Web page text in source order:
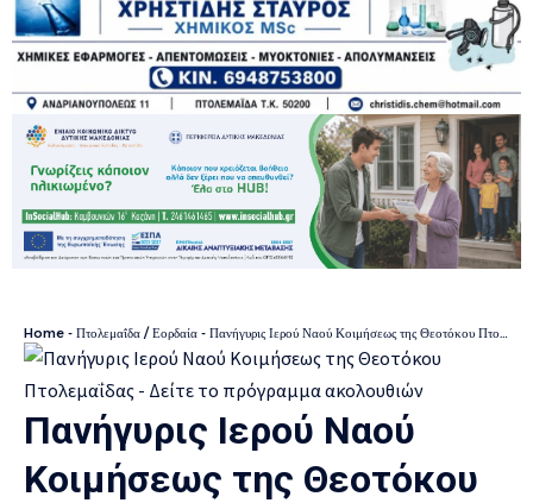
Home - Πτολεμαΐδα / Εορδαία - Πανήγυρις Ιερού Ναού Κοιμήσεως της Θεοτόκου Πτολεμαΐδας – Δείτε το πρόγραμμα ακολουθιών
Πανήγυρις Ιερού Ναού
Κοιμήσεως της Θεοτόκου